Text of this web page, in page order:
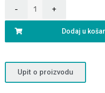
Dodaj u
Upit o proizvodu